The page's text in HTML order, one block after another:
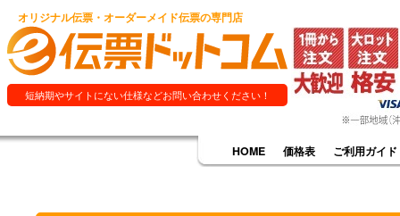
オリジナル伝票・オーダーメイド伝票の専門店
短納期やサイトにない仕様などお問い合わせください！
HOME 価格表 ご利用ガイド